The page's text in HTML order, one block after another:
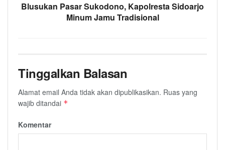
Blusukan Pasar Sukodono, Kapolresta Sidoarjo
Minum Jamu Tradisional
Tinggalkan Balasan
Alamat email Anda tidak akan dipublikasikan. Ruas yang
wajib ditandai *
Komentar